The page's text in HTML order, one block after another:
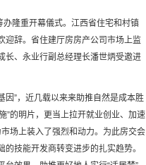
隆重开幕儀式。江西省住宅和村镇
迎辞。省住建厅房房产公司市场上监
长、永业行副总经理长潘世炳受邀进
因”，近几载以来来助推自然是成本胜
”的明片，更当上拉开就业创业、加速
场上装入了强烈和动力。为此房交会
技能开发商转变进步的扎实趋势。